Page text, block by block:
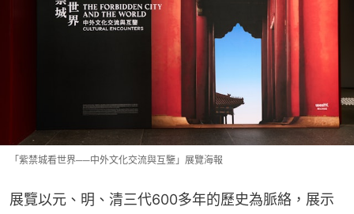
「紫禁城看世界──中外文化交流與互鑒」展覽海報
展覽以元、明、清三代600多年的歷史為脈絡，展示